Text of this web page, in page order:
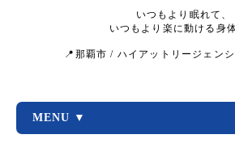
いつもより眠れて、
いつもより楽に動ける身体
📍那覇市 / ハイアットリージェン
MENU ▼